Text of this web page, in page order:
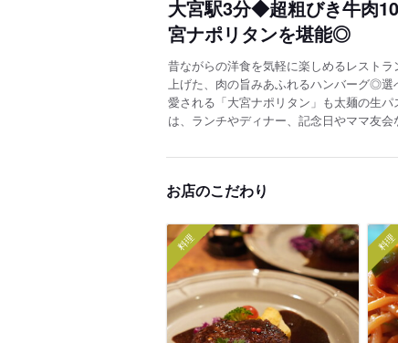
大宮駅3分◆超粗びき牛肉
宮ナポリタンを堪能◎
昔ながらの洋食を気軽に楽しめるレスト
上げた、肉の旨みあふれるハンバーグ◎選
愛される「大宮ナポリタン」も太麺の生
は、ランチやディナー、記念日やママ友
お店のこだわり
料理 料理